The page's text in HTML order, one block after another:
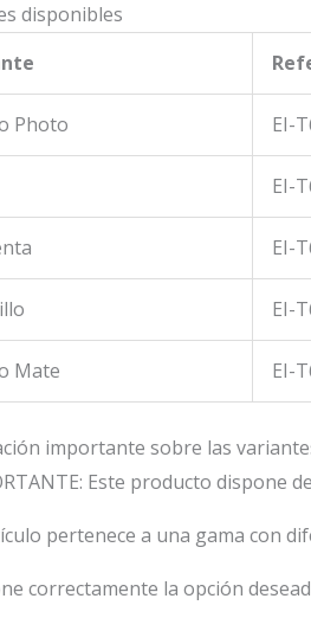
disponibles
Photo EI-
EI-
EI-
EI-
Mate EI-
importante sobre las
Este producto dispone
pertenece a una gama con
correctamente la opción